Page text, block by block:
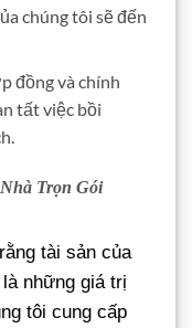
chúng tôi sẽ đến
đồng và chính
tất việc bồi
Trọn Gói
tài sản của
những giá trị
tôi cung cấp